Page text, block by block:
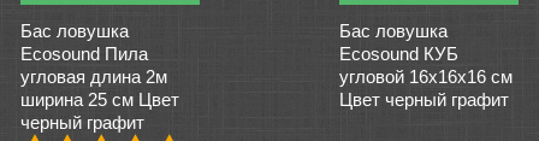
Бас ловушка
Ecosound Пила
угловая длина 2м
ширина 25 см Цвет
черный графит
Бас ловушка
Ecosound КУБ
угловой 16х16х16 см
Цвет черный графит